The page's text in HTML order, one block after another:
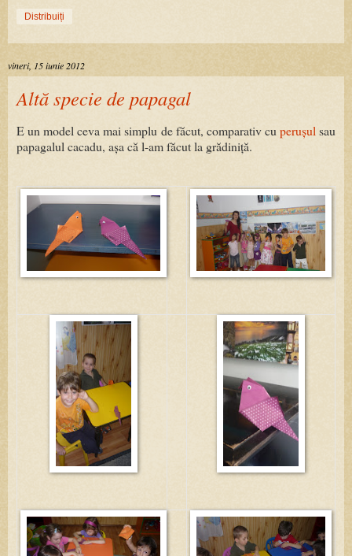
Distribuiți
vineri, 15 iunie 2012
Altă specie de papagal
E un model ceva mai simplu de făcut, comparativ cuperușulsau
papagalul cacadu, așa că l-am făcut la grădiniță.